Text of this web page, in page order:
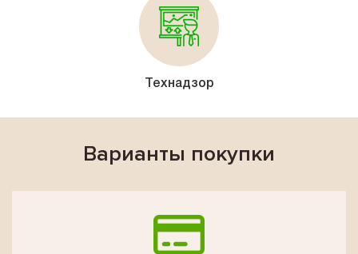
Технадзор
Варианты покупки